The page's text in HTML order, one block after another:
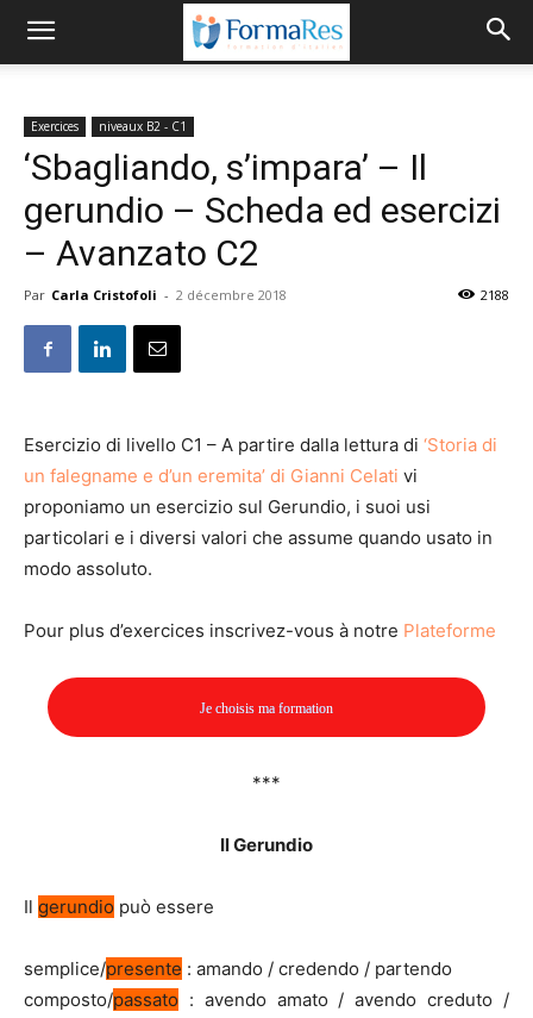
Exercices niveaux B2 - C1
‘Sbagliando, s’impara’ – Il
gerundio – Scheda ed esercizi
– Avanzato C2
Par Carla Cristofoli - 2 décembre 2018 2188
Esercizio di livello C1 – A partire dalla lettura di ‘Storia di
un falegname e d’un eremita’ di Gianni Celati vi
proponiamo un esercizio sul Gerundio, i suoi usi
particolari e i diversi valori che assume quando usato in
modo assoluto.
Pour plus d’exercices inscrivez-vous à notre Plateforme
Je choisis ma formation
***
Il Gerundio
Il gerundio può essere
semplice/presente : amando / credendo / partendo
composto/passato : avendo amato / avendo creduto /